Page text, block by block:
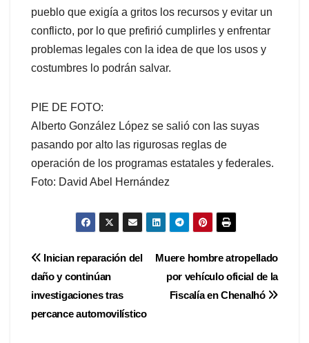
pueblo que exigía a gritos los recursos y evitar un
conflicto, por lo que prefirió cumplirles y enfrentar
problemas legales con la idea de que los usos y
costumbres lo podrán salvar.
PIE DE FOTO:
Alberto González López se salió con las suyas
pasando por alto las rigurosas reglas de
operación de los programas estatales y federales.
Foto: David Abel Hernández
Navegación
de
entradas
Muere hombre atropellado
por vehículo oficial de la
Fiscalía en Chenalhó
Inician reparación del
daño y continúan
investigaciones tras
percance automovilístico